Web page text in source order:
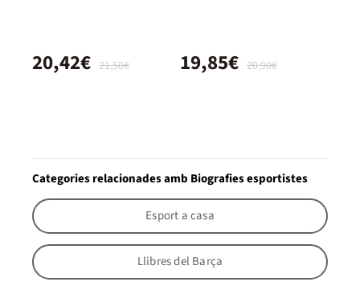
21,50€
20,42€ 20,90€
19,85€
Categories relacionades amb Biografies esportistes
Esport a casa
Llibres del Barça